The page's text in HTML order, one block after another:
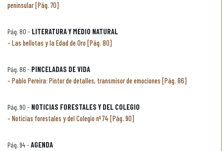
peninsular [Pág. 70]
Pág. 80 - LITERATURA Y MEDIO NATURAL
Las bellotas y la Edad de Oro [Pág. 80]
Pág. 86 - PINCELADAS DE VIDA
Pablo Pereira: Pintor de detalles, transmisor de emociones [Pág. 86]
Pág. 90 - NOTICIAS FORESTALES Y DEL COLEGIO
Noticias forestales y del Colegio nº 74 [Pág. 90]
Pág. 94 - AGENDA